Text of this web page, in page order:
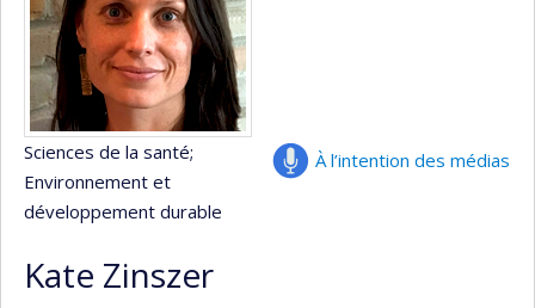
À l’intention des médias
Sciences de la santé;
Environnement et
développement durable
Kate Zinszer